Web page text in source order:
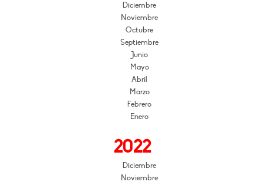
Diciembre
Noviembre
Octubre
Septiembre
Junio
Mayo
Abril
Marzo
Febrero
Enero
2022
Diciembre
Noviembre